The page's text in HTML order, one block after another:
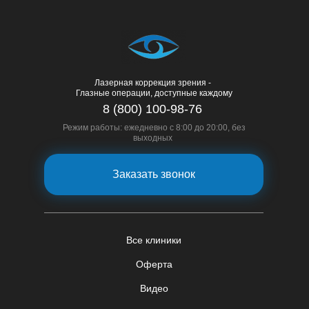
Лазерная коррекция зрения -
Глазные операции, доступные каждому
Оферта
Видео
Все клиники
8 (800) 100-98-76
Режим работы: ежедневно с 8:00 до 20:00, без
выходных
Заказать звонок